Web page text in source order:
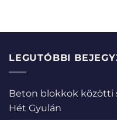
LEGUTÓBBI
Beton blokkok közötti
Hét Gyulán